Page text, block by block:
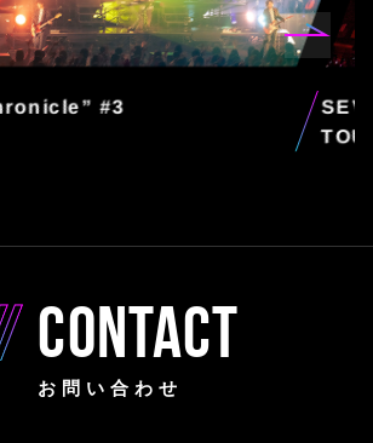
#3
CONTACT
お問い合わせ